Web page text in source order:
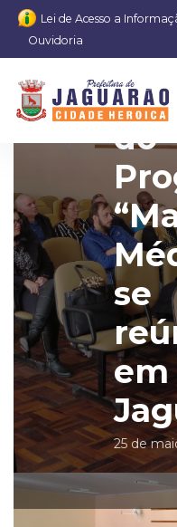
Lei de Acesso a
Ouvidoria
do
se
em
25 de